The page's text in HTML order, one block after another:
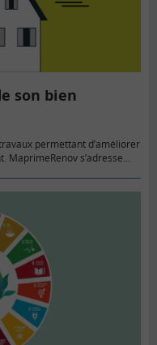
son bien
permettant d’améliorer
MaprimeRenov s’adresse